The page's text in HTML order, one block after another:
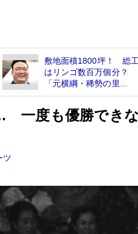
敷地面積1800坪！ 総
はリンゴ数百万個分？
「元横綱・稀勢の里...
一度も優勝でき
ツ